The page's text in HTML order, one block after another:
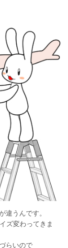
違うんです。
ズ変わってきま
らいので